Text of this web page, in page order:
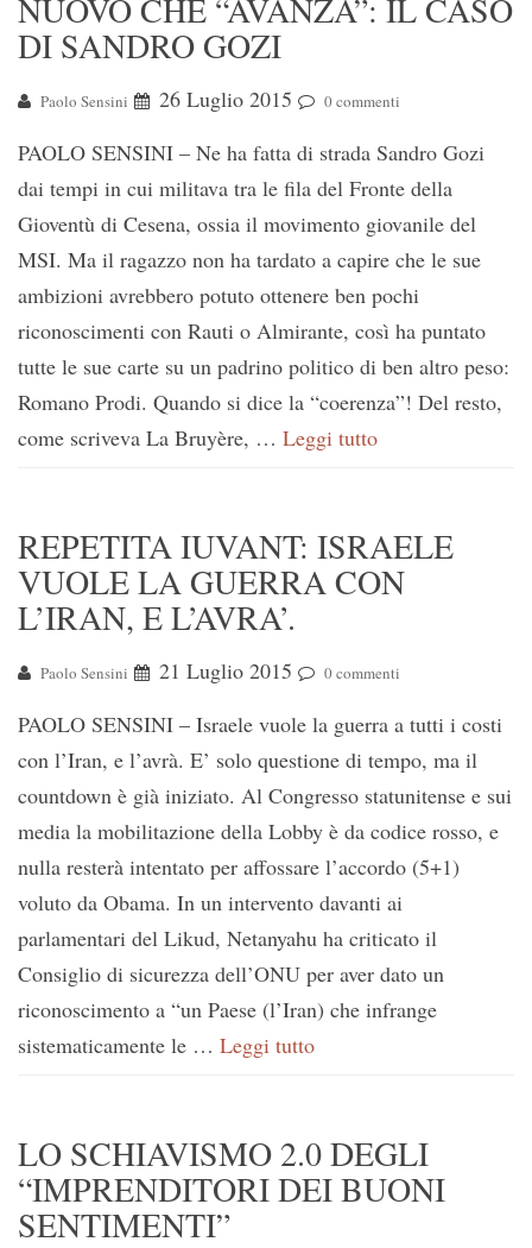
NUOVO CHE “AVANZA”: IL CASO
DI SANDRO GOZI
Paolo Sensini 26 Luglio 2015 0 commenti
PAOLO SENSINI – Ne ha fatta di strada Sandro Gozi
dai tempi in cui militava tra le fila del Fronte della
Gioventù di Cesena, ossia il movimento giovanile del
MSI. Ma il ragazzo non ha tardato a capire che le sue
ambizioni avrebbero potuto ottenere ben pochi
riconoscimenti con Rauti o Almirante, così ha puntato
tutte le sue carte su un padrino politico di ben altro peso:
Romano Prodi. Quando si dice la “coerenza”! Del resto,
come scriveva La Bruyère, … Leggi tutto
REPETITA IUVANT: ISRAELE
VUOLE LA GUERRA CON
L’IRAN, E L’AVRA’.
Paolo Sensini 21 Luglio 2015 0 commenti
PAOLO SENSINI – Israele vuole la guerra a tutti i costi
con l’Iran, e l’avrà. E’ solo questione di tempo, ma il
countdown è già iniziato. Al Congresso statunitense e sui
media la mobilitazione della Lobby è da codice rosso, e
nulla resterà intentato per affossare l’accordo (5+1)
voluto da Obama. In un intervento davanti ai
parlamentari del Likud, Netanyahu ha criticato il
Consiglio di sicurezza dell’ONU per aver dato un
riconoscimento a “un Paese (l’Iran) che infrange
sistematicamente le … Leggi tutto
LO SCHIAVISMO 2.0 DEGLI
“IMPRENDITORI DEI BUONI
SENTIMENTI”